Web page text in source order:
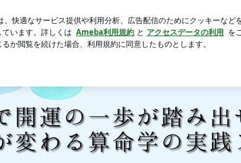
で人生後半の不安と迷いを解消する！7000人を導い
の恋愛の記録